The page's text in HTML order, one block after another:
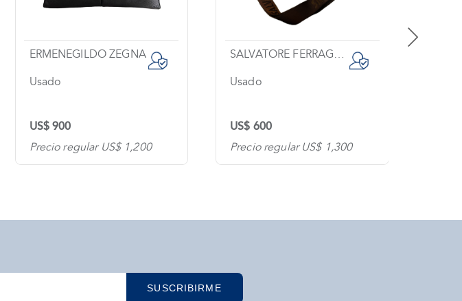
ERMENEGILDO ZEGNA
Usado
US$ 900
Precio regular US$ 1,200
SALVATORE FERRAGAMO
Usado
US$ 600
Precio regular US$ 1,300
SUSCRIBIRME